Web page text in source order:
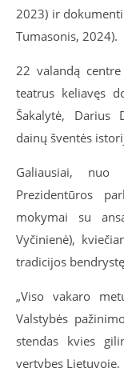
2023) ir
Tumasonis, 2024).
22 valandą
teatrus keliavęs
Šakalytė, Darius
dainų šventės
Galiausiai,
Prezidentūros
mokymai su
Vyčinienė),
tradicijos
„Viso vakaro
Valstybės
stendas kvies
vertybes